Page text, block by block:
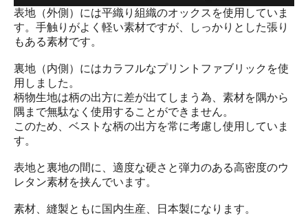
表地（外側）には平織り組織のオックスを使用していま
す。手触りがよく軽い素材ですが、しっかりとした張り
もある素材です。
裏地（内側）にはカラフルなプリントファブリックを使
用しました。
柄物生地は柄の出方に差が出てしまう為、素材を隅から
隅まで無駄なく使用することができません。
このため、ベストな柄の出方を常に考慮し使用していま
す。
表地と裏地の間に、適度な硬さと弾力のある高密度のウ
レタン素材を挟んでいます。
素材、縫製ともに国内生産、日本製になります。